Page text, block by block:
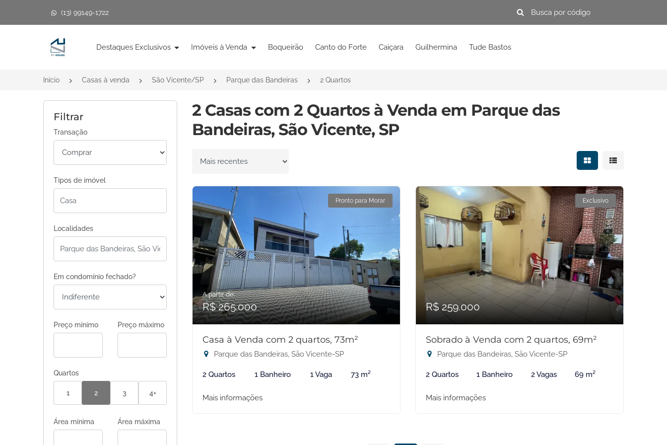
(13) 99149-1722
Página inicial
Destaques Exclusivos Imóveis à Venda Boqueirão Canto do Forte Caiçara Guilhermina Tude Bastos
Início Casas à venda São Vicente/SP Parque das Bandeiras 2 Quartos
Filtrar
Transação
Tipos de imóvel
Localidades
Em condomínio fechado?
Preço mínimo Preço máximo
Quartos
1 2 3 4+
Área mínima Área máxima
2 Casas com 2 Quartos à Venda em Parque das
Bandeiras, São Vicente, SP
Ordenar por Mostrar resultados
Mostrar
Pronto para Morar
A partir de:
R$ 265.000
Casa à Venda com 2 quartos, 73m²
Parque das Bandeiras, São Vicente-SP
2 Quartos 1 Banheiro 1 Vaga 73 m²
Mais informações
Exclusivo
R$ 259.000
Sobrado à Venda com 2 quartos, 69m²
Parque das Bandeiras, São Vicente-SP
2 Quartos 1 Banheiro 2 Vagas 69 m²
Mais informações